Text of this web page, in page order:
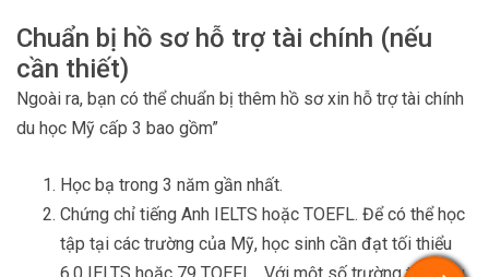
Chuẩn bị hồ sơ hỗ trợ tài chính (nếu
cần thiết)
Ngoài ra, bạn có thể chuẩn bị thêm hồ sơ xin hỗ trợ tài chính
du học Mỹ cấp 3 bao gồm”
Học bạ trong 3 năm gần nhất.
Chứng chỉ tiếng Anh IELTS hoặc TOEFL. Để có thể học
tập tại các trường của Mỹ, học sinh cần đạt tối thiểu